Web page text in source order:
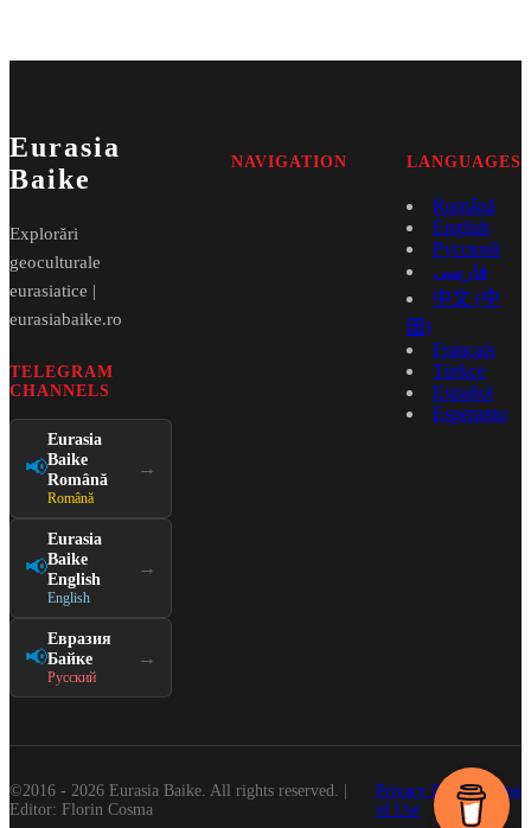
Eurasia
Baike
Explorări
geoculturale
eurasiatice |
eurasiabaike.ro
TELEGRAM
CHANNELS
📢
Eurasia
Baike
Română
Română
→
📢
Eurasia
Baike
English
English
→
📢
Евразия
Байке
Русский
→
NAVIGATION LANGUAGES
Română
English
Русский
فارسی
中文 (中
国)
Français
Türkçe
Español
Esperanto
©2016 - 2026 Eurasia Baike. All rights reserved. |
Editor: Florin Cosma
Privacy Policy Terms
of Use